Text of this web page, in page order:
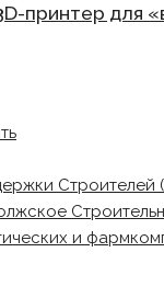
принтер для
Строителей
и